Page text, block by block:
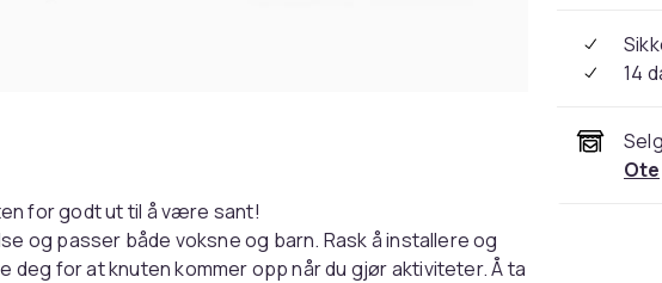
for godt ut til å være sant!
og passer både voksne og barn. Rask å installere og
deg for at knuten kommer opp når du gjør aktiviteter. Å ta
14